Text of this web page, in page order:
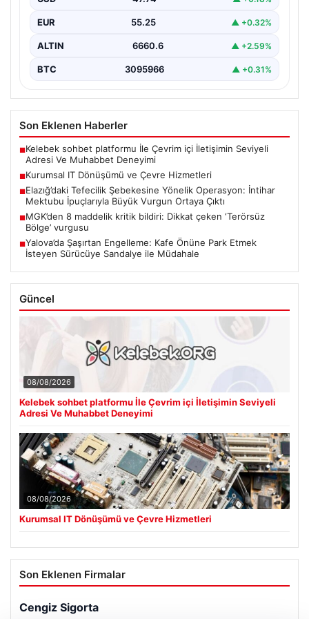
modernizasyon süreçlerinde boşa…
EUR 55.25 ▲ +0.32%
ALTIN 6660.6 ▲ +2.59%
BTC 3095966 ▲ +0.31%
Son Eklenen Haberler
■Kelebek sohbet platformu İle Çevrim içi İletişimin Seviyeli
Adresi Ve Muhabbet Deneyimi
■Kurumsal IT Dönüşümü ve Çevre Hizmetleri
■Elazığ’daki Tefecilik Şebekesine Yönelik Operasyon: İntihar
Mektubu İpuçlarıyla Büyük Vurgun Ortaya Çıktı
■MGK’den 8 maddelik kritik bildiri: Dikkat çeken ‘Terörsüz
Bölge’ vurgusu
■Yalova’da Şaşırtan Engelleme: Kafe Önüne Park Etmek
İsteyen Sürücüye Sandalye ile Müdahale
Güncel
08/08/2026
Kelebek sohbet platformu İle Çevrim içi İletişimin Seviyeli
Adresi Ve Muhabbet Deneyimi
08/08/2026
Kurumsal IT Dönüşümü ve Çevre Hizmetleri
Son Eklenen Firmalar
Cengiz Sigorta